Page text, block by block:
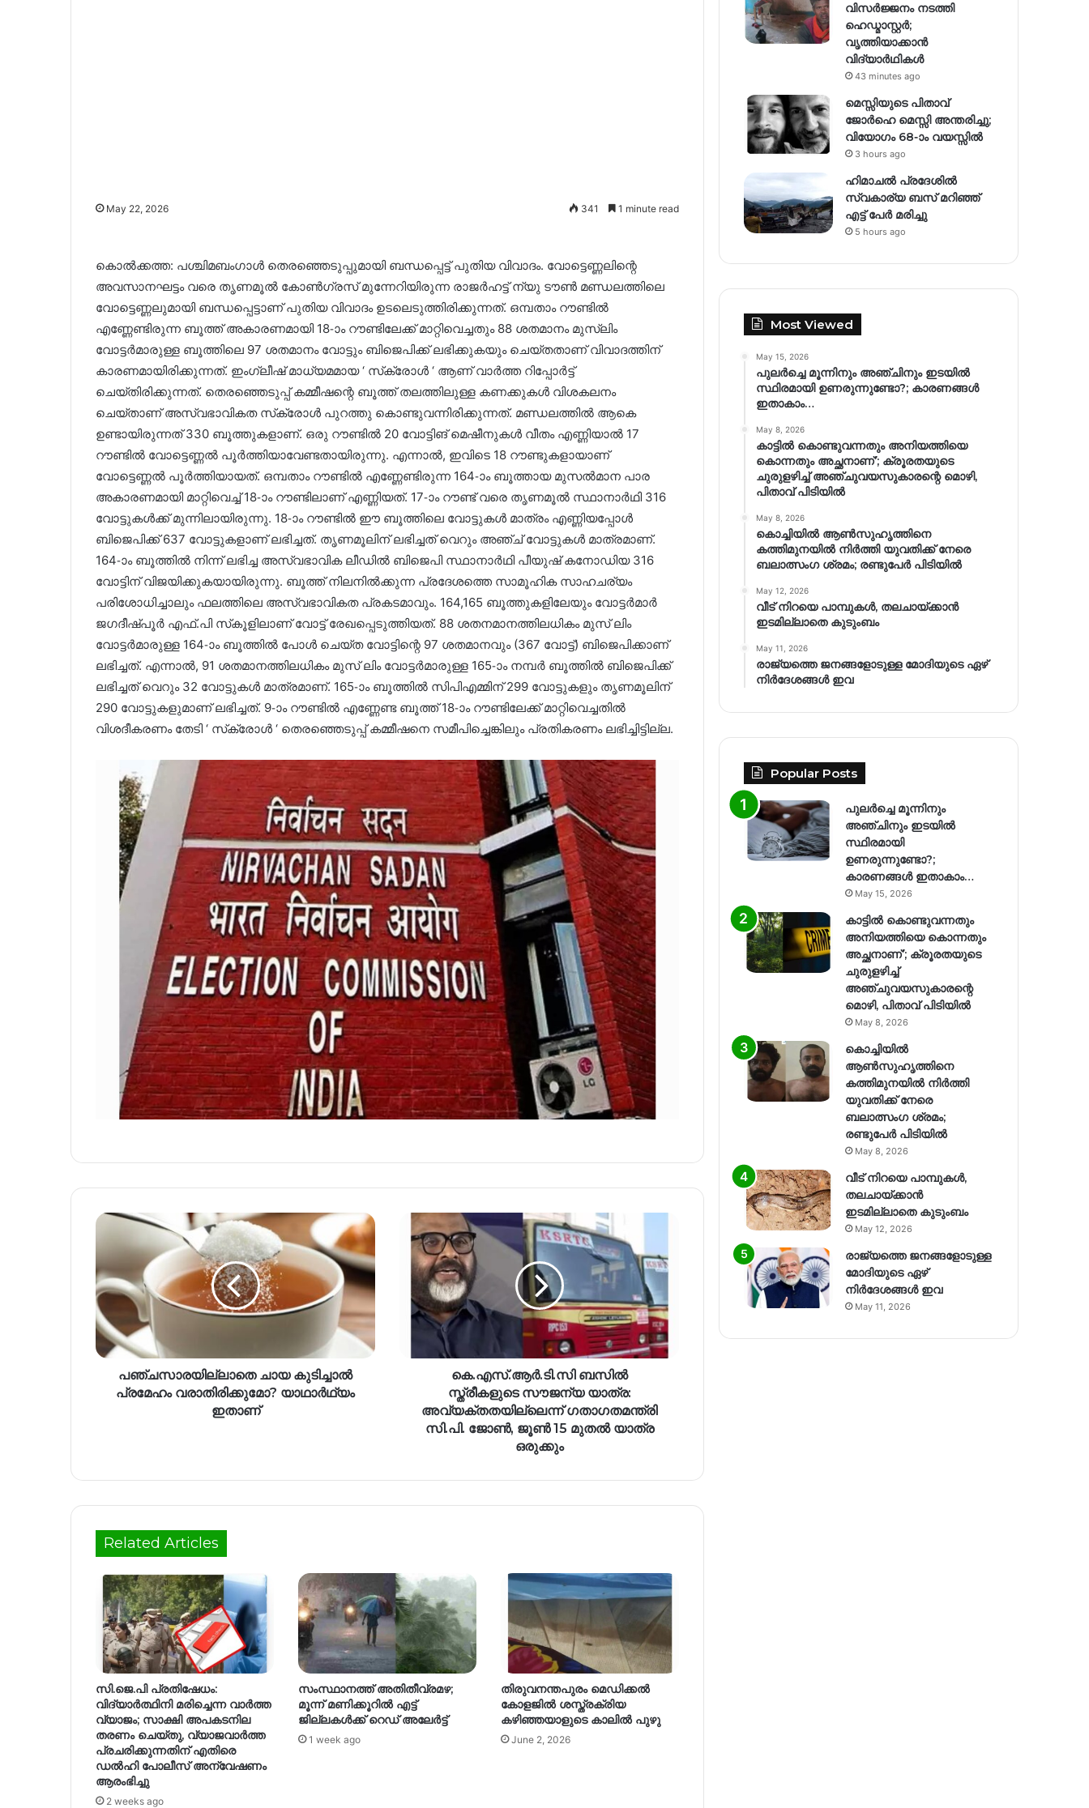
May 22, 2026 341 1 minute read
കൊൽക്കത്ത: പശ്ചിമബംഗാൾ തെരഞ്ഞെടുപ്പുമായി ബന്ധപ്പെട്ട് പുതിയ വിവാദം. വോട്ടെണ്ണലിന്റെ
അവസാനഘട്ടം വരെ തൃണമൂൽ കോൺഗ്രസ് മുന്നേറിയിരുന്ന രാജർഹട്ട് ന്യു ടൗൺ മണ്ഡലത്തിലെ
വോട്ടെണ്ണലുമായി ബന്ധപ്പെട്ടാണ് പുതിയ വിവാദം ഉടലെടുത്തിരിക്കുന്നത്. ഒമ്പതാം റൗണ്ടിൽ
എണ്ണേണ്ടിരുന്ന ബൂത്ത് അകാരണമായി 18-ാം റൗണ്ടിലേക്ക് മാറ്റിവെച്ചതും 88 ശതമാനം മുസ്‌ലിം
വോട്ടർമാരുള്ള ബൂത്തിലെ 97 ശതമാനം വോട്ടും ബിജെപിക്ക് ലഭിക്കുകയും ചെയ്തതാണ് വിവാദത്തിന്
കാരണമായിരിക്കുന്നത്. ഇംഗ്ലീഷ് മാധ്യമമായ ‘ സ്‌ക്രോൾ ‘ ആണ് വാർത്ത റിപ്പോർട്ട്
ചെയ്തിരിക്കുന്നത്. തെരഞ്ഞെടുപ്പ് കമ്മീഷന്റെ ബൂത്ത് തലത്തിലുള്ള കണക്കുകൾ വിശകലനം
ചെയ്താണ് അസ്വഭാവികത സ്‌ക്രോൾ പുറത്തു കൊണ്ടുവന്നിരിക്കുന്നത്. മണ്ഡലത്തിൽ ആകെ
ഉണ്ടായിരുന്നത് 330 ബൂത്തുകളാണ്. ഒരു റൗണ്ടിൽ 20 വോട്ടിങ് മെഷീനുകൾ വീതം എണ്ണിയാൽ 17
റൗണ്ടിൽ വോട്ടെണ്ണൽ പൂർത്തിയാവേണ്ടതായിരുന്നു. എന്നാൽ, ഇവിടെ 18 റൗണ്ടുകളായാണ്
വോട്ടെണ്ണൽ പൂർത്തിയായത്. ഒമ്പതാം റൗണ്ടിൽ എണ്ണേണ്ടിരുന്ന 164-ാം ബൂത്തായ മുസൽമാന പാര
അകാരണമായി മാറ്റിവെച്ച് 18-ാം റൗണ്ടിലാണ് എണ്ണിയത്. 17-ാം റൗണ്ട് വരെ തൃണമൂൽ സ്ഥാനാർഥി 316
വോട്ടുകൾക്ക് മുന്നിലായിരുന്നു. 18-ാം റൗണ്ടിൽ ഈ ബൂത്തിലെ വോട്ടുകൾ മാത്രം എണ്ണിയപ്പോൾ
ബിജെപിക്ക് 637 വോട്ടുകളാണ് ലഭിച്ചത്. തൃണമൂലിന് ലഭിച്ചത് വെറും അഞ്ച് വോട്ടുകൾ മാത്രമാണ്.
164-ാം ബൂത്തിൽ നിന്ന് ലഭിച്ച അസ്വഭാവിക ലീഡിൽ ബിജെപി സ്ഥാനാർഥി പീയുഷ് കനോഡിയ 316
വോട്ടിന് വിജയിക്കുകയായിരുന്നു. ബൂത്ത് നിലനിൽക്കുന്ന പ്രദേശത്തെ സാമൂഹിക സാഹചര്യം
പരിശോധിച്ചാലും ഫലത്തിലെ അസ്വഭാവികത പ്രകടമാവും. 164,165 ബൂത്തുകളിലേയും വോട്ടർമാർ
ജഗദീഷ്പൂർ എഫ്.പി സ്‌കൂളിലാണ് വോട്ട് രേഖപ്പെടുത്തിയത്. 88 ശതനമാനത്തിലധികം മുസ് ലിം
വോട്ടർമാരുള്ള 164-ാം ബൂത്തിൽ പോൾ ചെയ്ത വോട്ടിന്റെ 97 ശതമാനവും (367 വോട്ട്) ബിജെപിക്കാണ്
ലഭിച്ചത്. എന്നാൽ, 91 ശതമാനത്തിലധികം മുസ് ലിം വോട്ടർമാരുള്ള 165-ാം നമ്പർ ബൂത്തിൽ ബിജെപിക്ക്
ലഭിച്ചത് വെറും 32 വോട്ടുകൾ മാത്രമാണ്. 165-ാം ബൂത്തിൽ സിപിഎമ്മിന് 299 വോട്ടുകളും തൃണമൂലിന്
290 വോട്ടുകളുമാണ് ലഭിച്ചത്. 9-ാം റൗണ്ടിൽ എണ്ണേണ്ട ബൂത്ത് 18-ാം റൗണ്ടിലേക്ക് മാറ്റിവെച്ചതിൽ
വിശദീകരണം തേടി ‘ സ്‌ക്രോൾ ‘ തെരഞ്ഞെടുപ്പ് കമ്മീഷനെ സമീപിച്ചെങ്കിലും പ്രതികരണം ലഭിച്ചിട്ടില്ല.
പഞ്ചസാരയില്ലാതെ ചായ കുടിച്ചാൽ
പ്രമേഹം വരാതിരിക്കുമോ? യാഥാർഥ്യം
ഇതാണ്
കെ.എസ്.ആർ.ടി.സി ബസിൽ
സ്ത്രീകളുടെ സൗജന്യ യാത്ര:
അവ്യക്തതയില്ലെന്ന് ഗതാഗതമന്ത്രി
സി.പി. ജോൺ, ജൂൺ 15 മുതൽ യാത്ര
ഒരുക്കും
Related Articles
​സി.ജെ.പി പ്രതിഷേധം:
വിദ്യാർത്ഥിനി മരിച്ചെന്ന വാർത്ത
വ്യാജം; സാക്ഷി അപകടനില
തരണം ചെയ്തു, വ്യാജവാർത്ത
പ്രചരിക്കുന്നതിന് എതിരെ
ഡൽഹി പോലീസ് അന്വേഷണം
ആരംഭിച്ചു
2 weeks ago
സംസ്ഥാനത്ത് അതിതീവ്രമഴ;
മൂന്ന് മണിക്കൂറില്‍ എട്ട്
ജില്ലകള്‍ക്ക് റെഡ് അലേര്‍ട്ട്
1 week ago
തിരുവനന്തപുരം മെഡിക്കൽ
കോളജിൽ ശസ്ത്രക്രിയ
കഴിഞ്ഞയാളുടെ കാലിൽ പുഴു
June 2, 2026
വിസർജ്ജനം നടത്തി
ഹെഡ്മാസ്റ്റർ;
വൃത്തിയാക്കാൻ
വിദ്യാർഥികൾ
43 minutes ago
മെസ്സിയുടെ പിതാവ്
ജോർഹെ മെസ്സി അന്തരിച്ചു;
വിയോഗം 68-ാം വയസ്സിൽ
3 hours ago
ഹിമാചല്‍ പ്രദേശില്‍
സ്വകാര്യ ബസ് മറിഞ്ഞ്
എട്ട് പേര്‍ മരിച്ചു
5 hours ago
Most Viewed
May 15, 2026
പുലർച്ചെ മൂന്നിനും അഞ്ചിനും ഇടയിൽ
സ്ഥിരമായി ഉണരുന്നുണ്ടോ?; കാരണങ്ങള്‍
ഇതാകാം…
May 8, 2026
കാട്ടിൽ കൊണ്ടുവന്നതും അനിയത്തിയെ
കൊന്നതും അച്ഛനാണ്’; ക്രൂരതയുടെ
ചുരുളഴിച്ച് അഞ്ചുവയസുകാരന്റെ മൊഴി,
പിതാവ് പിടിയിൽ
May 8, 2026
കൊച്ചിയിൽ ആൺസുഹൃത്തിനെ
കത്തിമുനയിൽ നിർത്തി യുവതിക്ക് നേരെ
ബലാത്സംഗ​ ശ്രമം; രണ്ടുപേർ പിടിയിൽ
May 12, 2026
വീട് നിറയെ പാമ്പുകൾ, തലചായ്ക്കാൻ
ഇടമില്ലാതെ കുടുംബം
May 11, 2026
രാജ്യത്തെ ജനങ്ങളോടുള്ള മോദിയുടെ ഏഴ്
നിര്‍ദേശങ്ങള്‍ ഇവ
Popular Posts
പുലർച്ചെ മൂന്നിനും
അഞ്ചിനും ഇടയിൽ
സ്ഥിരമായി
ഉണരുന്നുണ്ടോ?;
കാരണങ്ങള്‍ ഇതാകാം…
May 15, 2026
കാട്ടിൽ കൊണ്ടുവന്നതും
അനിയത്തിയെ കൊന്നതും
അച്ഛനാണ്’; ക്രൂരതയുടെ
ചുരുളഴിച്ച്
അഞ്ചുവയസുകാരന്റെ
മൊഴി, പിതാവ് പിടിയിൽ
May 8, 2026
കൊച്ചിയിൽ
ആൺസുഹൃത്തിനെ
കത്തിമുനയിൽ നിർത്തി
യുവതിക്ക് നേരെ
ബലാത്സംഗ​ ശ്രമം;
രണ്ടുപേർ പിടിയിൽ
May 8, 2026
വീട് നിറയെ പാമ്പുകൾ,
തലചായ്ക്കാൻ
ഇടമില്ലാതെ കുടുംബം
May 12, 2026
രാജ്യത്തെ ജനങ്ങളോടുള്ള
മോദിയുടെ ഏഴ്
നിര്‍ദേശങ്ങള്‍ ഇവ
May 11, 2026